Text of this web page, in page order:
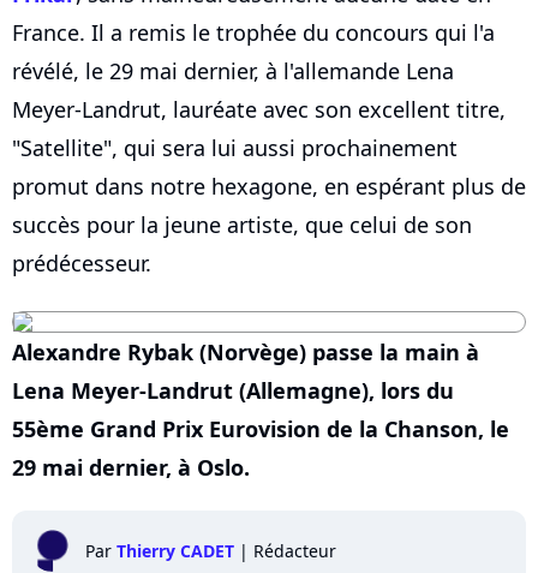
France. Il a remis le trophée du concours qui l'a
révélé, le 29 mai dernier, à l'allemande Lena
Meyer-Landrut, lauréate avec son excellent titre,
"Satellite", qui sera lui aussi prochainement
promut dans notre hexagone, en espérant plus de
succès pour la jeune artiste, que celui de son
prédécesseur.
Alexandre Rybak (Norvège) passe la main à
Lena Meyer-Landrut (Allemagne), lors du
55ème Grand Prix Eurovision de la Chanson, le
29 mai dernier, à Oslo.
Par Thierry CADET | Rédacteur